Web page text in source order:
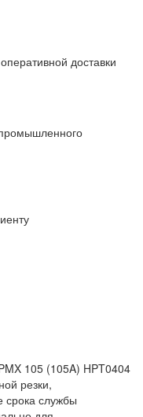
доставки
105 (105A) HPT0404
резки,
службы